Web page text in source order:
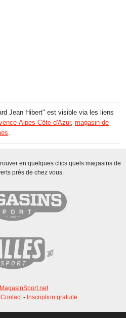
Jean Hibert" est visible via les liens
Alpes-Côte d'Azur, magasin de
.
en quelques clics quels magasins de
près de chez vous.
MagasinSport.net
Contact- Inscription gratuite